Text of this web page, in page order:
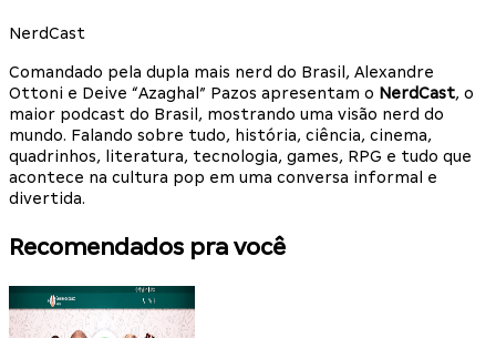
NerdCast
Comandado pela dupla mais nerd do Brasil, Alexandre
Ottoni e Deive “Azaghal” Pazos apresentam o NerdCast, o
maior podcast do Brasil, mostrando uma visão nerd do
mundo. Falando sobre tudo, história, ciência, cinema,
quadrinhos, literatura, tecnologia, games, RPG e tudo que
acontece na cultura pop em uma conversa informal e
divertida.
Recomendados pra você